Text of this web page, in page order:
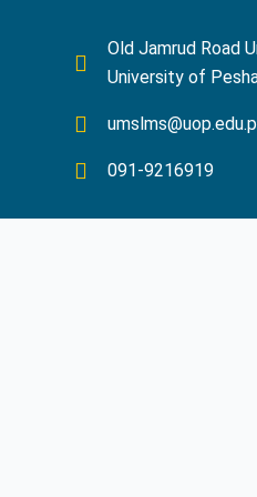
Old Jamrud Road
University of
091-9216919